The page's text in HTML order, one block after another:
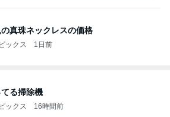
真珠ネックレスの価格
ックス 1日前
る掃除機
ックス 16時間前